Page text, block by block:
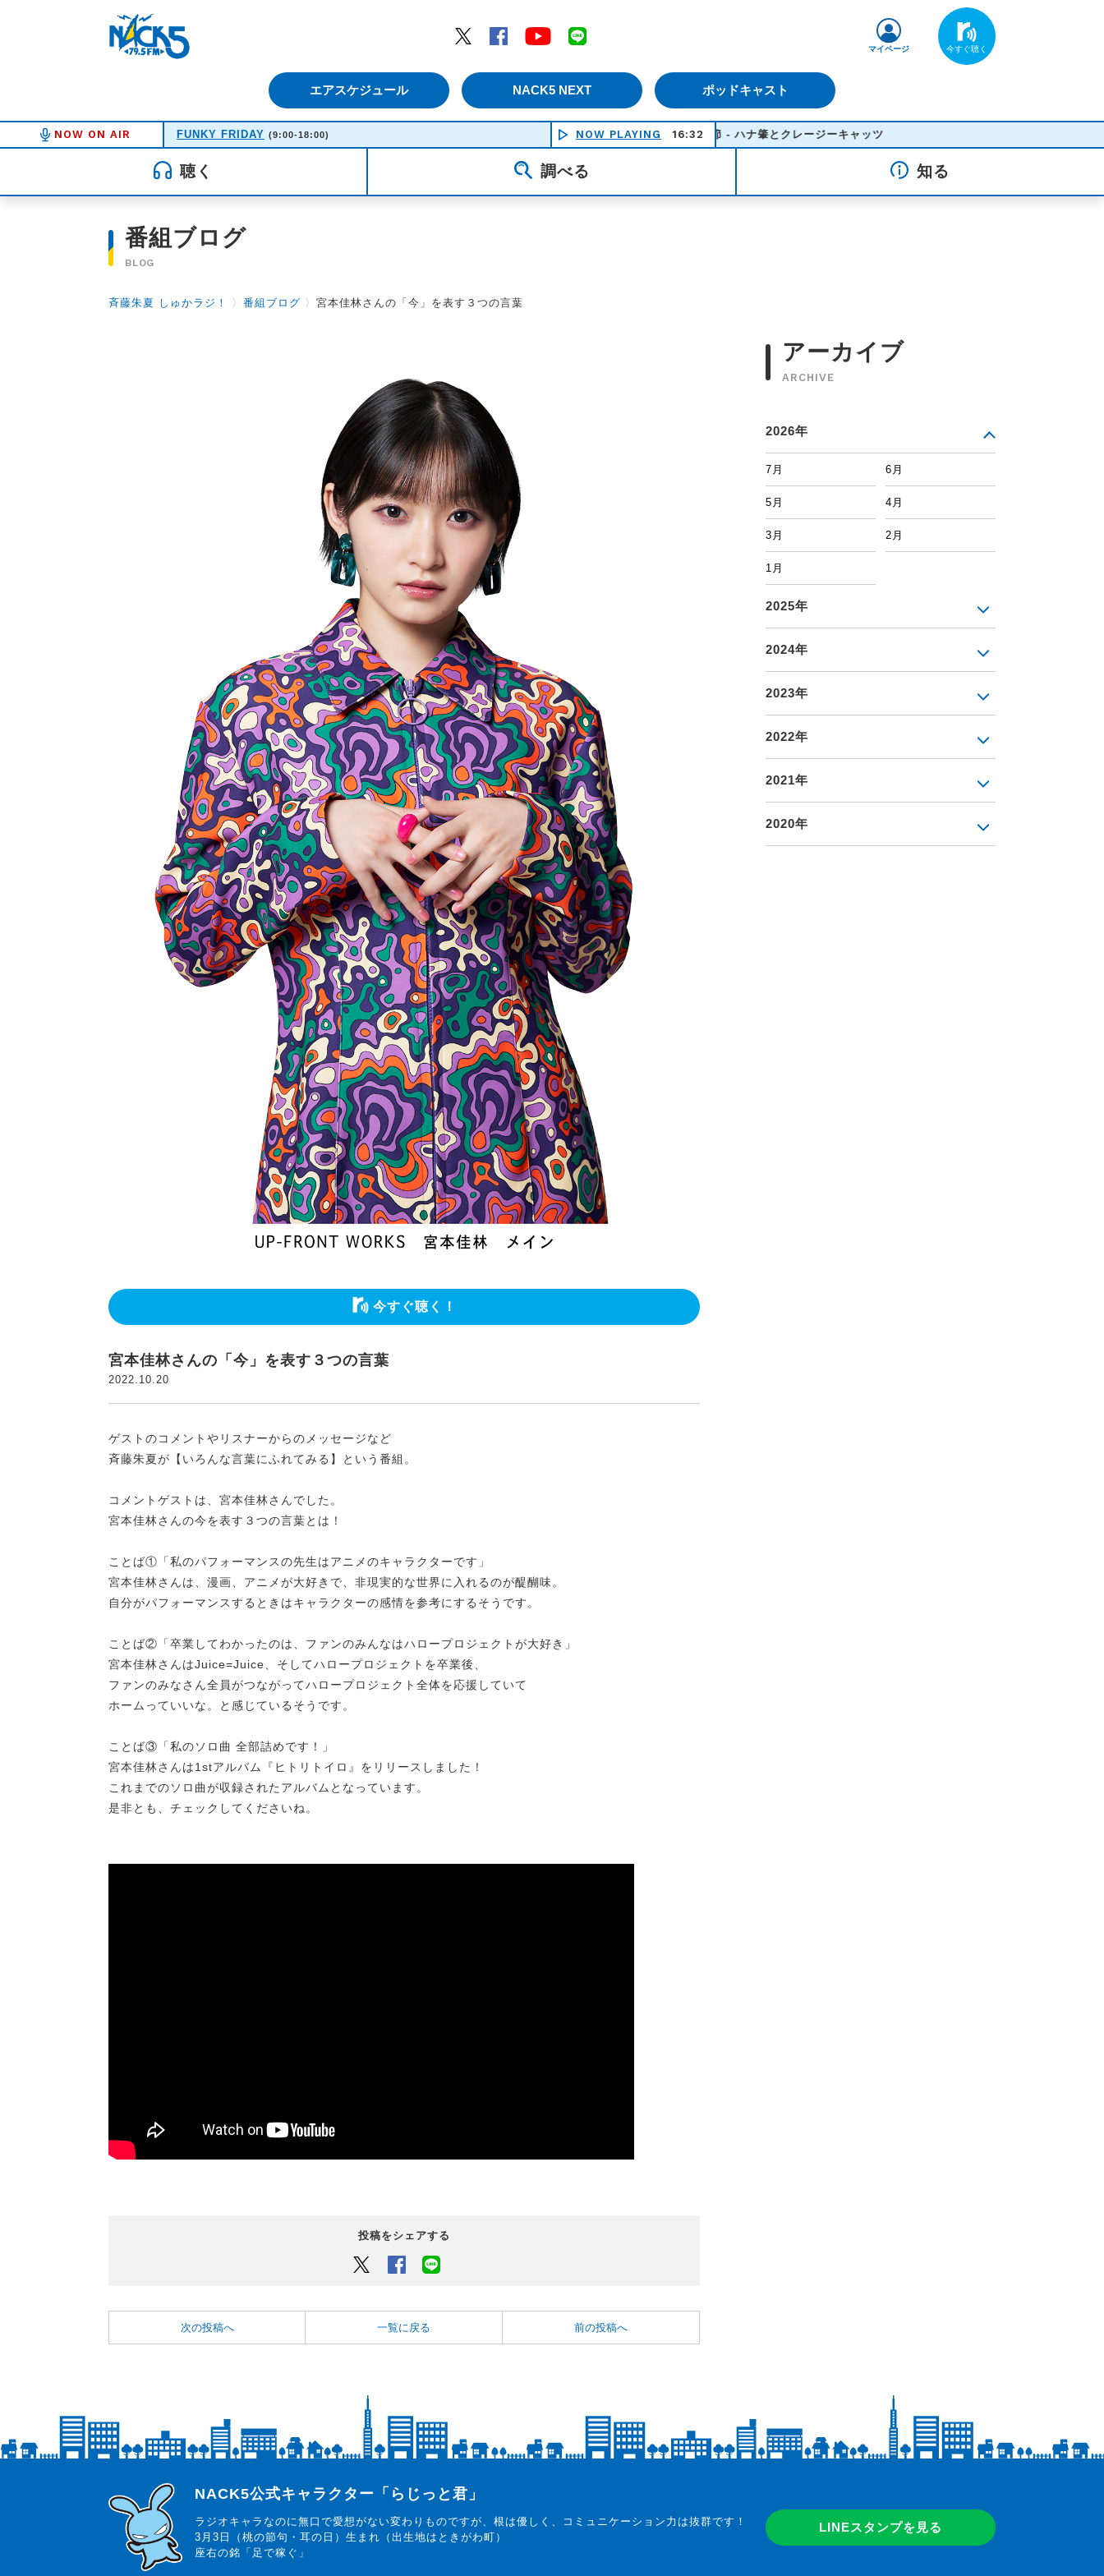
Twitter
Facebook YouTube
エアスケジュール NACK5 NEXT ポッドキャスト
マイページ
NOW ON AIR FUNKY FRIDAY (9:00-18:00) NOW PLAYING 16:32
ス－ダラ節 - ハナ肇とクレージーキャッツ
聴く 調べる 知る
番組ブログ
BLOG
斉藤朱夏 しゅかラジ！ 〉 番組ブログ 〉 宮本佳林さんの「今」を表す３つの言葉
今すぐ聴く！
宮本佳林さんの「今」を表す３つの言葉
2022.10.20
ゲストのコメントやリスナーからのメッセージなど
斉藤朱夏が【いろんな言葉にふれてみる】という番組。
コメントゲストは、宮本佳林さんでした。
宮本佳林さんの今を表す３つの言葉とは！
ことば①「私のパフォーマンスの先生はアニメのキャラクターです」
宮本佳林さんは、漫画、アニメが大好きで、非現実的な世界に入れるのが醍醐味。
自分がパフォーマンスするときはキャラクターの感情を参考にするそうです。
ことば②「卒業してわかったのは、ファンのみんなはハロープロジェクトが大好き」
宮本佳林さんはJuice=Juice、そしてハロープロジェクトを卒業後、
ファンのみなさん全員がつながってハロープロジェクト全体を応援していて
ホームっていいな。と感じているそうです。
ことば③「私のソロ曲 全部詰めです！」
宮本佳林さんは1stアルバム『ヒトリトイロ』をリリースしました！
これまでのソロ曲が収録されたアルバムとなっています。
是非とも、チェックしてくださいね。
投稿をシェアする
Twitter Facebook
次の投稿へ 一覧に戻る 前の投稿へ
アーカイブ
ARCHIVE
2026年
7月 6月
5月 4月
3月 2月
1月
2025年
2024年
2023年
2022年
2021年
2020年
らじっと君
NACK5公式キャラクター「らじっと君」
ラジオキャラなのに無口で愛想がない変わりものですが、根は優しく、コミュニケーション力は抜群です！
3月3日（桃の節句・耳の日）生まれ（出生地はときがわ町）
座右の銘「足で稼ぐ」
LINEスタンプを見る